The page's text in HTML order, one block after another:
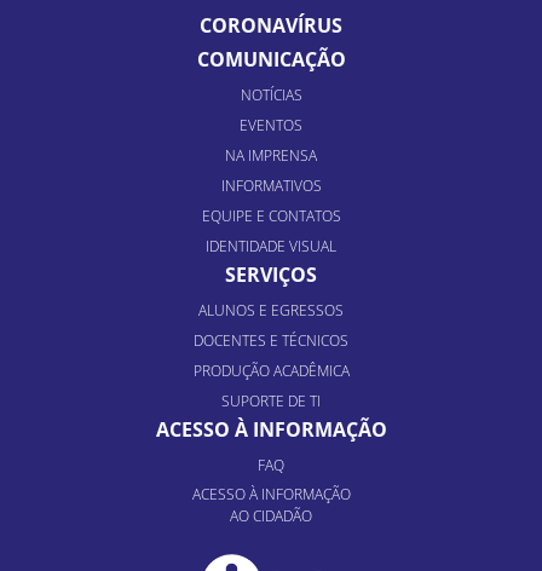
CORONAVÍRUS
COMUNICAÇÃO
NOTÍCIAS
EVENTOS
NA IMPRENSA
INFORMATIVOS
EQUIPE E CONTATOS
IDENTIDADE VISUAL
SERVIÇOS
ALUNOS E EGRESSOS
DOCENTES E TÉCNICOS
PRODUÇÃO ACADÊMICA
SUPORTE DE TI
ACESSO À INFORMAÇÃO
FAQ
ACESSO À INFORMAÇÃO
AO CIDADÃO